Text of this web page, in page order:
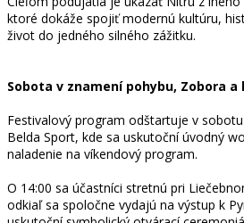
ktoré dokáže spojiť modernú kultúru,
život do jedného silného zážitku.
Sobota v znamení pohybu, Zobora
Festivalový program odštartuje v
Belda Sport, kde sa uskutoční úvodný
naladenie na víkendový program.
O 14:00 sa účastníci stretnú pri
odkiaľ sa spoločne vydajú na výstup k